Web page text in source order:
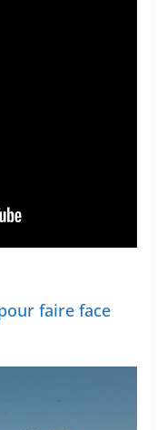
faire face